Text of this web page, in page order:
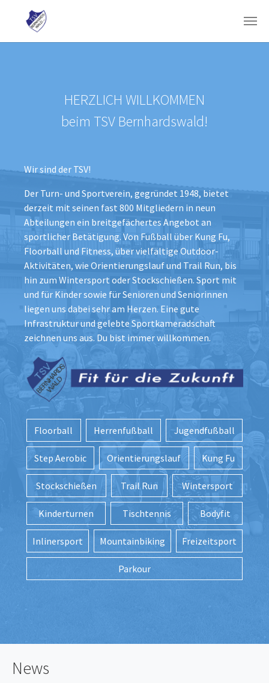
HERZLICH WILLKOMMEN
beim TSV Bernhardswald!
Wir sind der TSV!
Der Turn- und Sportverein, gegründet 1948, bietet
derzeit mit seinen fast 800 Mitgliedern in neun
Abteilungen ein breitgefächertes Angebot an
sportlicher Betätigung. Von Fußball über Kung Fu,
Floorball und Fitness, über vielfältige Outdoor-
Aktivitäten, wie Orientierungslauf und Trail Run, bis
hin zum Wintersport oder Stockschießen. Sport mit
und für Kinder sowie für Senioren und Seniorinnen
liegen uns dabei sehr am Herzen. Eine gute
Infrastruktur und gelebte Sportkameradschaft
zeichnen uns aus. Du bist immer willkommen.
Floorball Herrenfußball Jugendfußball
Step Aerobic Orientierungslauf Kung Fu
Stockschießen Trail Run Wintersport
Kinderturnen Tischtennis Bodyfit
Inlinersport Mountainbiking Freizeitsport
Parkour
News